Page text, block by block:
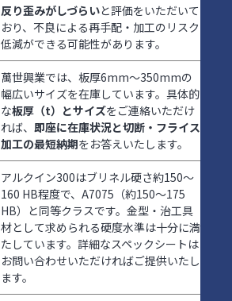
反り歪みがしづらいと評価をいただいて
おり、不良による再手配・加工のリスク
低減ができる可能性があります。
萬世興業では、板厚6mm～350mmの
幅広いサイズを在庫しています。具体的
な板厚（t）とサイズをご連絡いただけ
れば、 即座に在庫状況と切断・フライス
加工の最短納期をお答えいたします。
アルクイン300はブリネル硬さ約150〜
160 HB程度で、A7075（約150〜175
HB）と同等クラスです。金型・治工具
材として求められる硬度水準は十分に満
たしています。詳細なスペックシートは
お問い合わせいただければご提供いたし
ます。